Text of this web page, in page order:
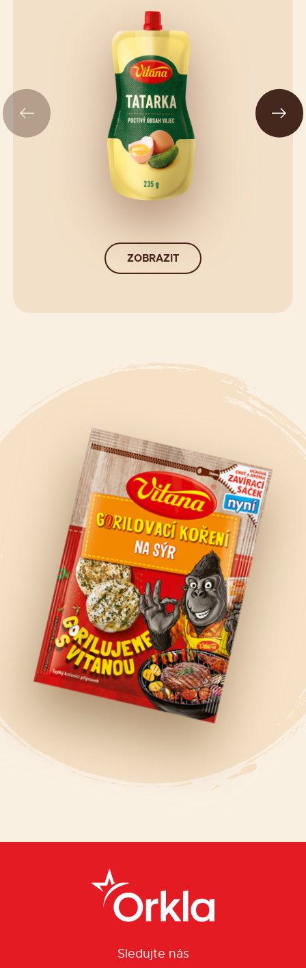
ZOBRAZIT
Sledujte nás